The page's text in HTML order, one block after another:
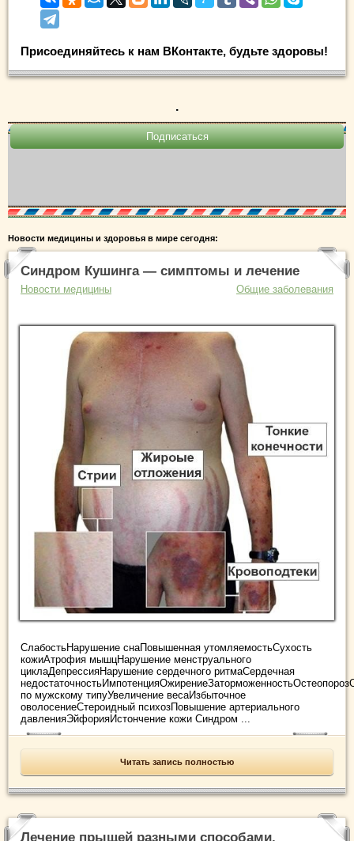
Присоединяйтесь к нам ВКонтакте, будьте здоровы!
.
Новости медицины и здоровья в мире сегодня:
Синдром Кушинга — симптомы и лечение
Новости медицины Общие заболевания
СлабостьНарушение снаПовышенная утомляемостьСухость
кожиАтрофия мышцНарушение менструального
циклаДепрессияНарушение сердечного ритмаСердечная
по мужскому типуУвеличение весаИзбыточное
оволосениеСтероидный психозПовышение артериального
давленияЭйфорияИстончение кожи Синдром ...
Читать запись полностью
Лечение прыщей разными способами.